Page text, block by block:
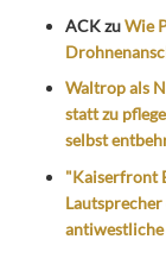
ACKzuWie
Waltrop als
statt zu
selbst
"Kaiserfront
antiwestliche